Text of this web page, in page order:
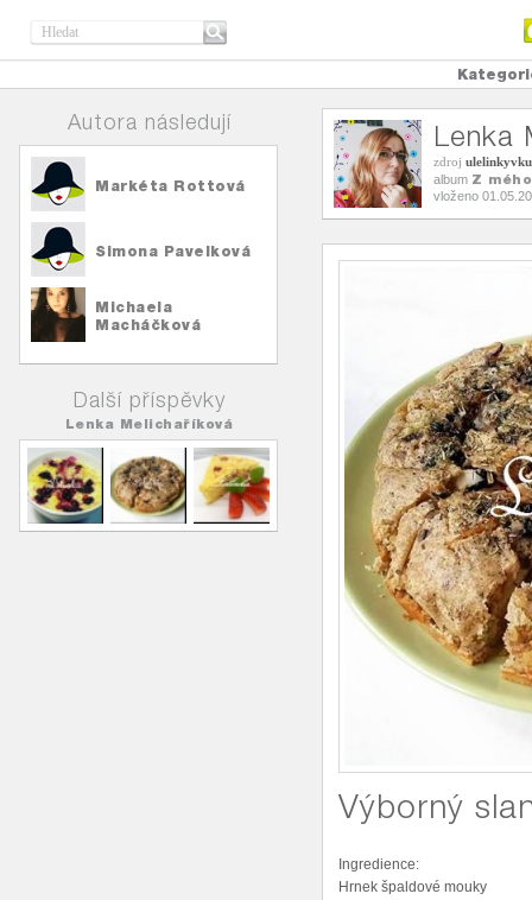
Autora následují
Markéta Rottová
Simona Pavelková
Michaela
Macháčková
Další příspěvky
Lenka Melichaříková
Lenka
zdroj
album Z
vloženo
Výborný
Ingredience:
Hrnek špaldové mouky